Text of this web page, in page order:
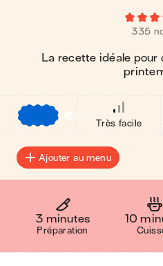
335
La recette idéale pour
€
Très facile
Ajouter au menu
3 minutes
Préparation
10